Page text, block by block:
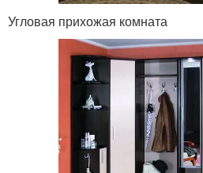
Угловая прихожая комната